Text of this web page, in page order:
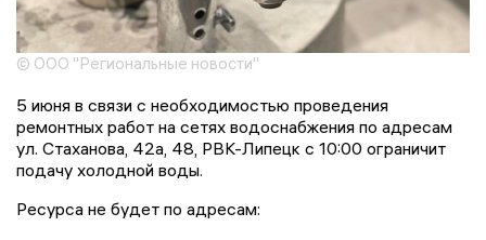
© ООО "Региональные новости"
5 июня в связи с необходимостью проведения
ремонтных работ на сетях водоснабжения по адресам
ул. Стаханова, 42а, 48, РВК-Липецк с 10:00 ограничит
подачу холодной воды.
Ресурса не будет по адресам: